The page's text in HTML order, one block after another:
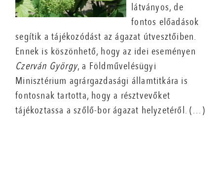
látványos, de
fontos előadások
segítik a tájékozódást az ágazat útvesztőiben.
Ennek is köszönhető, hogy az idei eseményen
Czerván György, a Földművelésügyi
Minisztérium agrárgazdasági államtitkára is
fontosnak tartotta, hogy a résztvevőket
tájékoztassa a szőlő-bor ágazat helyzetéről. (…)